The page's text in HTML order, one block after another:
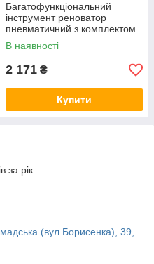
Багатофункціональний
інструмент реноватор
пневматичний з комплектом
насадок (20000кол/хв)
AIRKRAFT NST-9039F
В наявності
2 171 ₴
Купити
за рік
(вул.Борисенка), 39,